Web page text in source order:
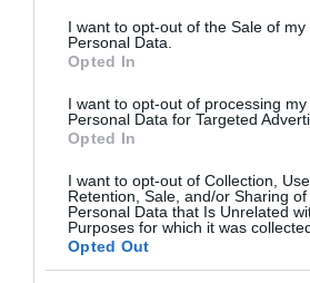
consent section.
I want to opt-out of the Sale of my
Personal Data.
Opted In
I want to opt-out of processing my
Personal Data for Targeted
Opted In
I want to opt-out of Collection, Use,
Retention, Sale, and/or Sharing of
Personal Data that Is Unrelated
Purposes for which it was
Opted Out
érkezik az új
2026. augusztus
Akár 900